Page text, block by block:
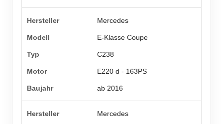
Mercedes
E-Klasse Coupe
C238
E220 d - 163PS
ab 2016
Mercedes